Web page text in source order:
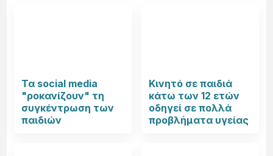
Τα social media
"ροκανίζουν" τη
συγκέντρωση των
παιδιών
Κινητό σε παιδιά
κάτω των 12 ετών
οδηγεί σε πολλά
προβλήματα υγείας